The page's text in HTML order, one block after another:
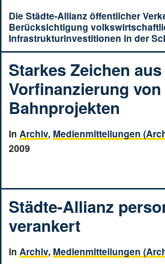
Die Städte-Allianz öffentlicher
Berücksichtigung
Infrastrukturinvestitionen in der
Starkes Zeichen
Vorfinanzierung von
Bahnprojekten
in Archiv, Medienmitteilungen
2009
Städte-Allianz
verankert
in Archiv, Medienmitteilungen